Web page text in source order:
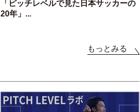
「ピッチレベルで見た日本サッカーの
20年」...
もっとみる